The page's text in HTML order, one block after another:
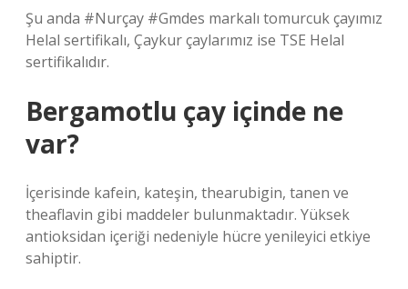
Şu anda #Nurçay #Gmdes markalı tomurcuk çayımız
Helal sertifikalı, Çaykur çaylarımız ise TSE Helal
sertifikalıdır.
Bergamotlu çay içinde ne
var?
İçerisinde kafein, kateşin, thearubigin, tanen ve
theaflavin gibi maddeler bulunmaktadır. Yüksek
antioksidan içeriği nedeniyle hücre yenileyici etkiye
sahiptir.